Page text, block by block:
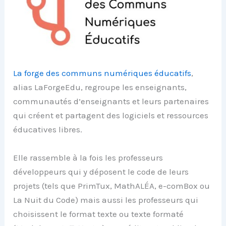
La forge des communs numériques éducatifs,
alias LaForgeEdu, regroupe les enseignants,
communautés d’enseignants et leurs partenaires
qui créent et partagent des logiciels et ressources
éducatives libres.
Elle rassemble à la fois les professeurs
développeurs qui y déposent le code de leurs
projets (tels que PrimTux, MathALÉA, e-comBox ou
La Nuit du Code) mais aussi les professeurs qui
choisissent le format texte ou texte formaté